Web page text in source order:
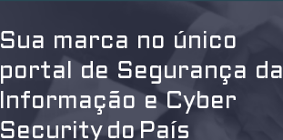
Sua marca no único
portal de Segurança da
Informação e Cyber
Security do País